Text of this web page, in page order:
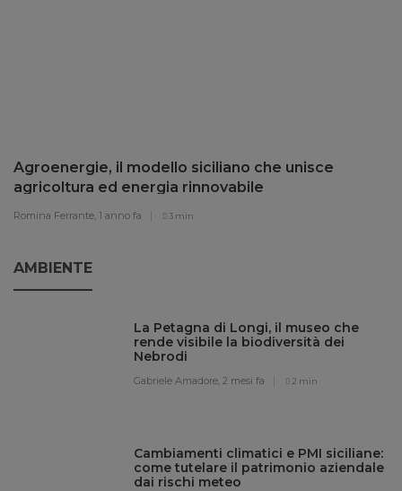
Agroenergie, il modello siciliano che unisce
agricoltura ed energia rinnovabile
Romina Ferrante, 1 anno fa 3 min
AMBIENTE
La Petagna di Longi, il museo che
rende visibile la biodiversità dei
Nebrodi
Gabriele Amadore,2 mesi fa 2 min
Cambiamenti climatici e PMI siciliane:
come tutelare il patrimonio aziendale
dai rischi meteo